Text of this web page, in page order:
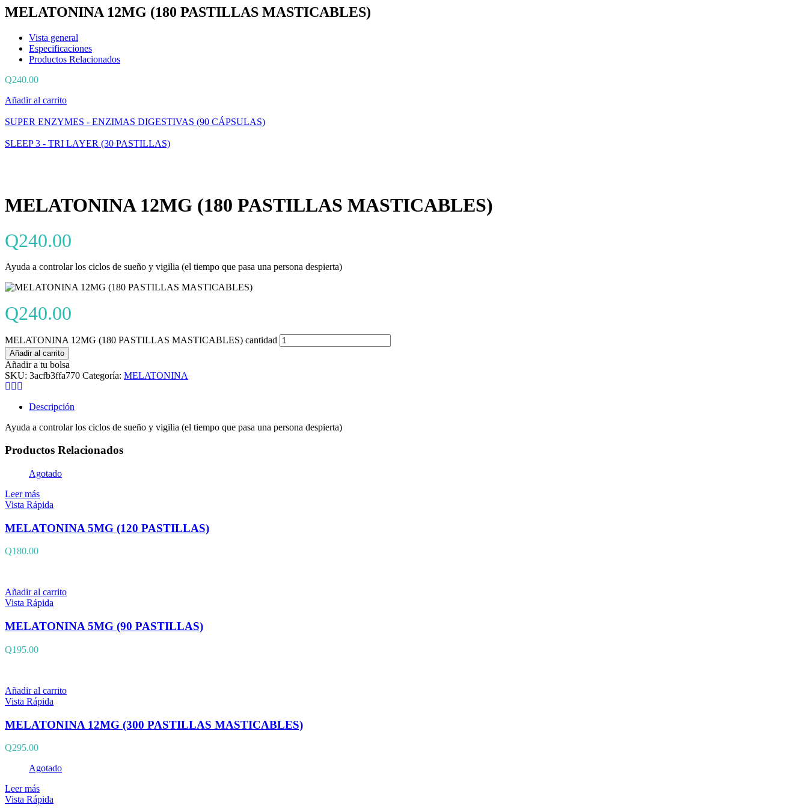
MELATONINA 12MG (180 PASTILLAS MASTICABLES)
Vista general
Especificaciones
Productos Relacionados
Q240.00
Añadir al carrito
SUPER ENZYMES - ENZIMAS DIGESTIVAS (90 CÁPSULAS)
SLEEP 3 - TRI LAYER (30 PASTILLAS)
MELATONINA 12MG (180 PASTILLAS MASTICABLES)
Q240.00
Ayuda a controlar los ciclos de sueño y vigilia (el tiempo que pasa una persona despierta)
Q240.00
MELATONINA 12MG (180 PASTILLAS MASTICABLES) cantidad
Añadir al carrito
Añadir a tu bolsa
SKU: 3acfb3ffa770 Categoría: MELATONINA
Descripción
Ayuda a controlar los ciclos de sueño y vigilia (el tiempo que pasa una persona despierta)
Productos Relacionados
Agotado
Leer más
Vista Rápida
MELATONINA 5MG (120 PASTILLAS)
Q180.00
Añadir al carrito
Vista Rápida
MELATONINA 5MG (90 PASTILLAS)
Q195.00
Añadir al carrito
Vista Rápida
MELATONINA 12MG (300 PASTILLAS MASTICABLES)
Q295.00
Agotado
Leer más
Vista Rápida